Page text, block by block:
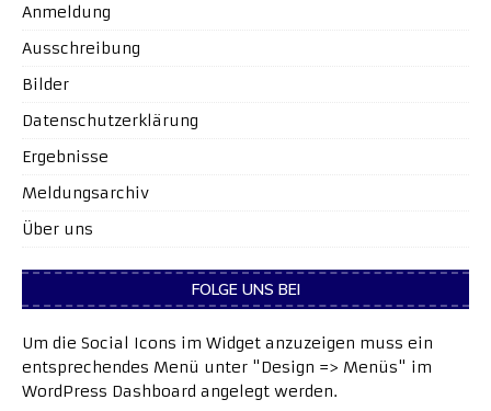
Anmeldung
Ausschreibung
Bilder
Datenschutzerklärung
Ergebnisse
Meldungsarchiv
Über uns
FOLGE UNS BEI
Um die Social Icons im Widget anzuzeigen muss ein
entsprechendes Menü unter "Design => Menüs" im
WordPress Dashboard angelegt werden.